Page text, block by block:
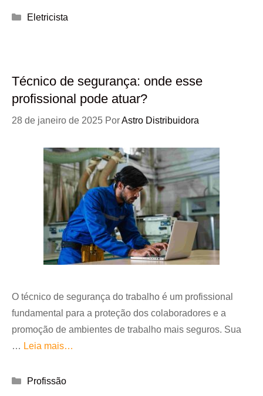
Categorias
Eletricista
Técnico de segurança: onde esse
profissional pode atuar?
28 de janeiro de 2025 PorAstro Distribuidora
O técnico de segurança do trabalho é um profissional
fundamental para a proteção dos colaboradores e a
promoção de ambientes de trabalho mais seguros. Sua
… Leia mais…
Categorias
Profissão